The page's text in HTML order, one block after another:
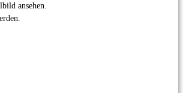
ansehen.